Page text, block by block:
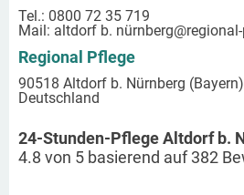
Tel.: 0800 72 35 719
Mail: altdorf b. nürnberg
Regional Pflege
90518 Altdorf b. Nürnberg (Bayern)
Deutschland
24-Stunden-Pflege Altdorf b.
4.8 von 5 basierend auf382